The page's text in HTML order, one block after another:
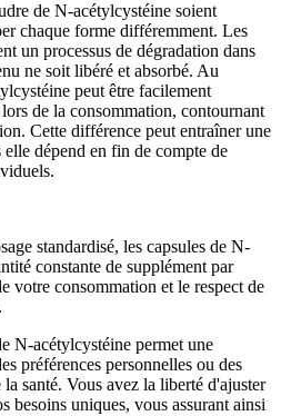
de N-acétylcystéine soient
chaque forme différemment. Les
un processus de dégradation dans
ne soit libéré et absorbé. Au
peut être facilement
de la consommation, contournant
Cette différence peut entraîner une
dépend en fin de compte de
standardisé, les capsules de N-
constante de supplément par
votre consommation et le respect de
N-acétylcystéine permet une
préférences personnelles ou des
santé. Vous avez la liberté d'ajuster
besoins uniques, vous assurant ainsi